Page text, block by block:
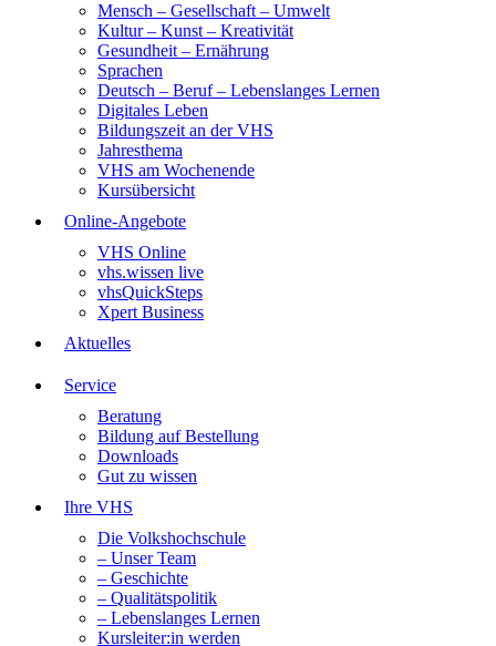
Mensch – Gesellschaft – Umwelt
Kultur – Kunst – Kreativität
Gesundheit – Ernährung
Sprachen
Deutsch – Beruf – Lebenslanges Lernen
Digitales Leben
Bildungszeit an der VHS
Jahresthema
VHS am Wochenende
Kursübersicht
Online-Angebote
VHS Online
vhs.wissen live
vhsQuickSteps
Xpert Business
Aktuelles
Service
Beratung
Bildung auf Bestellung
Downloads
Gut zu wissen
Ihre VHS
Die Volkshochschule
– Unser Team
– Geschichte
– Qualitätspolitik
– Lebenslanges Lernen
Kursleiter:in werden